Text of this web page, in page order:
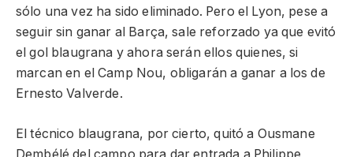
sólo una vez ha sido eliminado. Pero el Lyon, pese a
seguir sin ganar al Barça, sale reforzado ya que evitó
el gol blaugrana y ahora serán ellos quienes, si
marcan en el Camp Nou, obligarán a ganar a los de
Ernesto Valverde.
El técnico blaugrana, por cierto, quitó a Ousmane